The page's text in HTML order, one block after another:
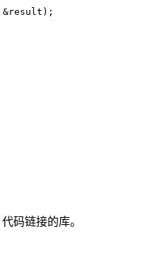
&result);
码链接的库。